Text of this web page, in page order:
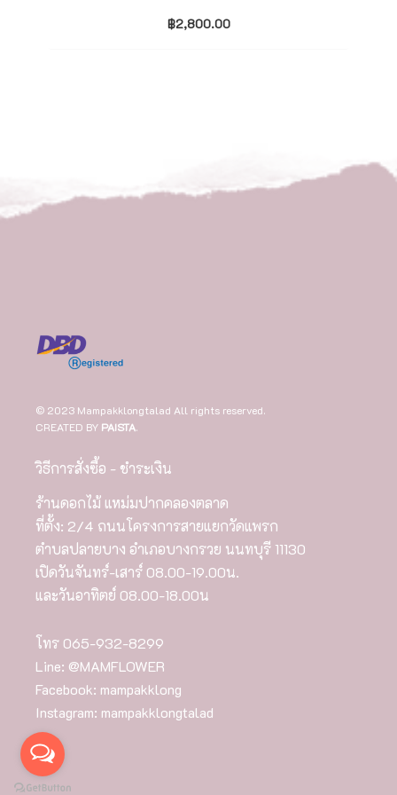
฿2,800.00
© 2023 Mampakklongtalad All rights reserved.
CREATED BY PAISTA.
วิธีการสั่งซื้อ - ชำระเงิน
ร้านดอกไม้ แหม่มปากคลองตลาด
ที่ตั้ง: 2/4 ถนนโครงการสายแยกวัดแพรก
ตำบลปลายบาง อำเภอบางกรวย นนทบุรี 11130
เปิดวันจันทร์-เสาร์ 08.00-19.00น.
และวันอาทิตย์ 08.00-18.00น
โทร 065-932-8299
Line: @MAMFLOWER
Facebook: mampakklong
Instagram: mampakklongtalad